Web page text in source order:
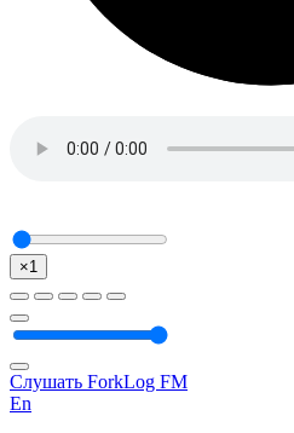
×1
Слушать ForkLog FM
En